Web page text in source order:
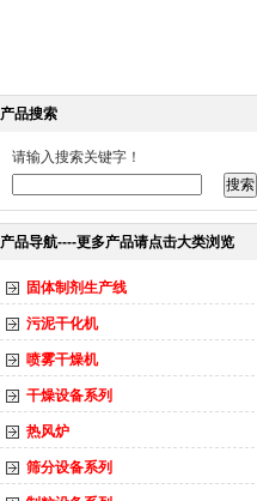
产品搜索
请输入搜索关键字！
产品导航----更多产品请点击大类浏览
固体制剂生产线
污泥干化机
喷雾干燥机
干燥设备系列
热风炉
筛分设备系列